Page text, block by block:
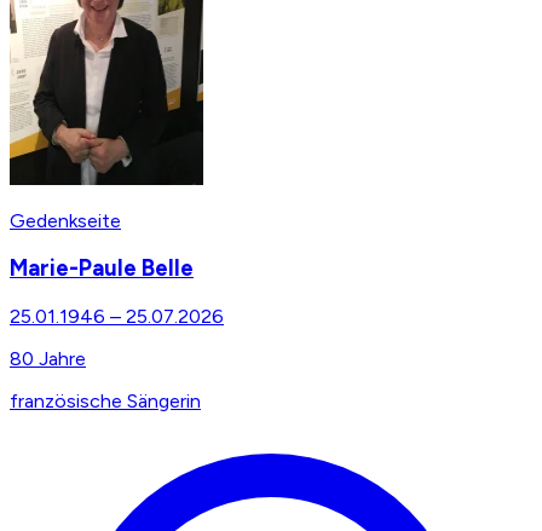
Gedenkseite
Marie-Paule Belle
25.01.1946 – 25.07.2026
80 Jahre
französische Sängerin